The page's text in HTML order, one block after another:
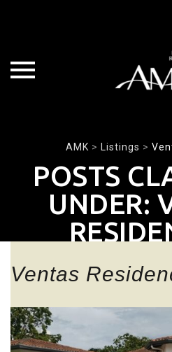
content
AMK > Listings >
POSTS
UNDER:
Ventas